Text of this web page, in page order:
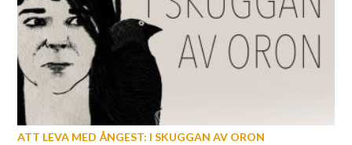
ATT LEVA MED ÅNGEST: I SKUGGAN AV ORON